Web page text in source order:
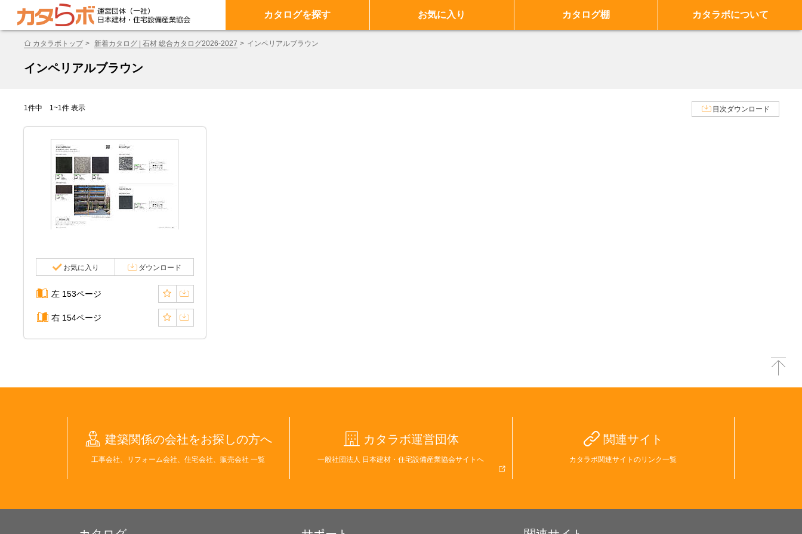
カタログを探す お気に入り カタログ棚 カタラボについて
カタラボトップ 新着カタログ | 石材 総合カタログ2026-2027 インペリアルブラウン
インペリアルブラウン
1件中 1~1件 表示 目次ダウンロード
お気に入り ダウンロード
左 153ページ
右 154ページ
建築関係の会社をお探しの方へ
工事会社、リフォーム会社、住宅会社、販売会社 一覧
カタラボ運営団体
一般社団法人 日本建材・住宅設備産業協会サイトへ
関連サイト
カタラボ関連サイトのリンク一覧